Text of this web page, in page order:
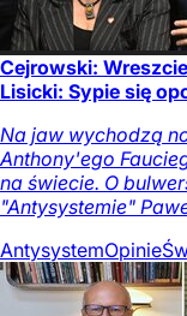
Cejrowski:
Lisicki: Sypie się
Na jaw wychodzą
Anthony'ego
na świecie. O
"Antysystemie"
AntysystemOpinie